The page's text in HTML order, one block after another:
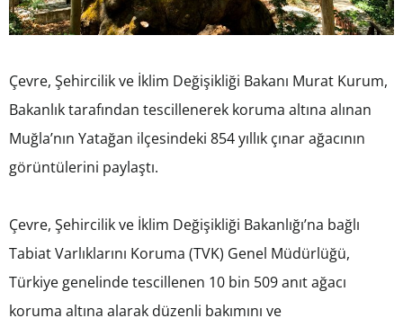
Çevre, Şehircilik ve İklim Değişikliği Bakanı Murat Kurum,
Bakanlık tarafından tescillenerek koruma altına alınan
Muğla’nın Yatağan ilçesindeki 854 yıllık çınar ağacının
görüntülerini paylaştı.
Çevre, Şehircilik ve İklim Değişikliği Bakanlığı’na bağlı
Tabiat Varlıklarını Koruma (TVK) Genel Müdürlüğü,
Türkiye genelinde tescillenen 10 bin 509 anıt ağacı
koruma altına alarak düzenli bakımını ve